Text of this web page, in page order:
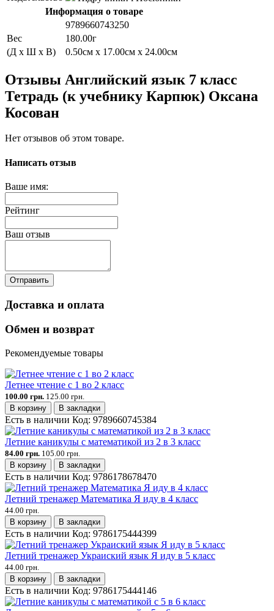
Информация о товаре
9789660743250
Вес
180.00г
(Д x Ш x В)
0.50см x 17.00см x 24.00см
Отзывы Английский язык 7 класс
Тетрадь (к учебнику Карпюк) Оксана
Косован
Нет отзывов об этом товаре.
Написать отзыв
Ваше имя:
Рейтинг
Ваш отзыв
Отправить
Доставка и оплата
Обмен и возврат
Рекомендуемые товары
Летнее чтение с 1 во 2 класс
100.00 грн. 125.00 грн.
В корзину
В закладки
Есть в наличии Код: 9789660745384
Летние каникулы с математикой из 2 в 3 класс
84.00 грн. 105.00 грн.
В корзину
В закладки
Есть в наличии Код: 9786178678470
Летний тренажер Математика Я иду в 4 класс
44.00 грн.
В корзину
В закладки
Есть в наличии Код: 9786175444399
Летний тренажер Украиский язык Я иду в 5 класс
44.00 грн.
В корзину
В закладки
Есть в наличии Код: 9786175444146